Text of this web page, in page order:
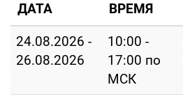
ДАТА ВРЕМЯ
24.08.2026 -
26.08.2026
10:00 -
17:00 по
МСК